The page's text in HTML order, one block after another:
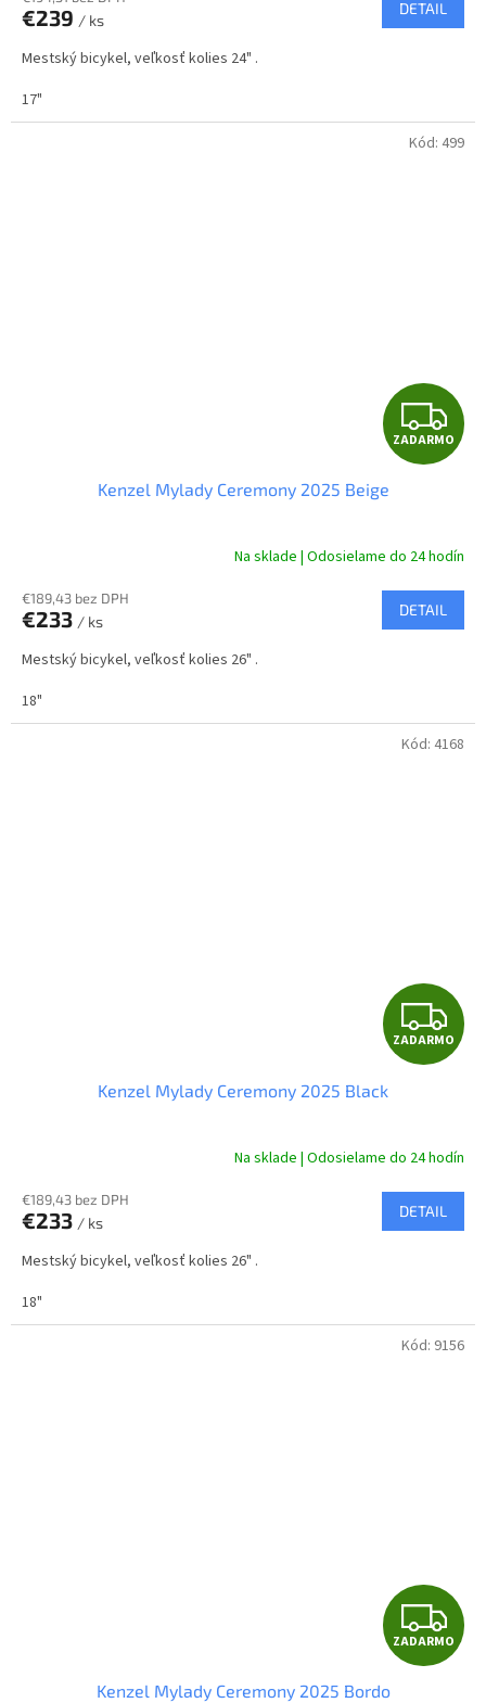
M
€239 / ks
DETAIL
Mestský bicykel, veľkosť kolies 24" .
17"
Z
A
A
R
M
ZADARMO
Kenzel Mylady Ceremony 2025 Beige
Na sklade | Odosielame do 24 hodín
€189,43 bez DPH
€233 / ks
DETAIL
Mestský bicykel, veľkosť kolies 26" .
18"
Kód: 499
Z
A
A
R
M
ZADARMO
Kenzel Mylady Ceremony 2025 Black
Na sklade | Odosielame do 24 hodín
€189,43 bez DPH
€233 / ks
DETAIL
Mestský bicykel, veľkosť kolies 26" .
18"
Kód: 4168
Z
A
ZADARMO
Kenzel Mylady Ceremony 2025 Bordo
Kód: 9156